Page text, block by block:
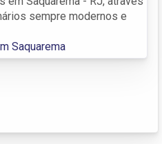
sempre modernos e
Saquarema